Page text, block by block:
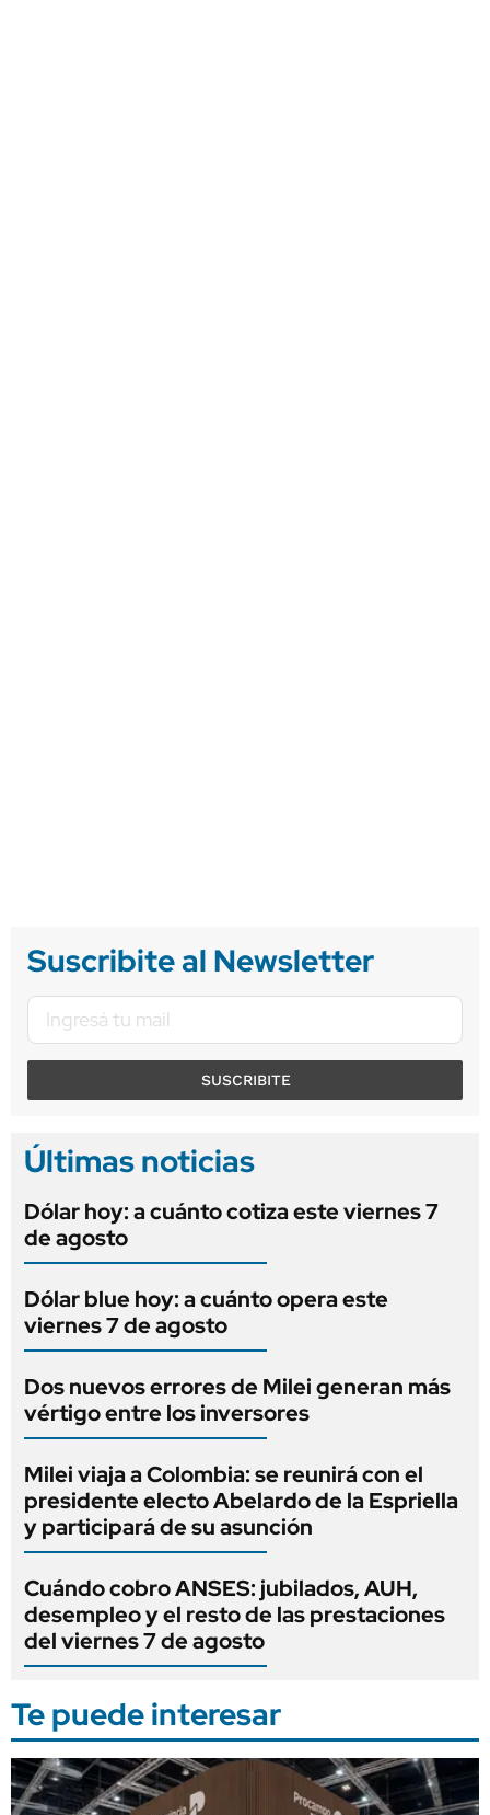
Suscribite al Newsletter
SUSCRIBITE
Últimas noticias
Dólar hoy: a cuánto cotiza este viernes 7
de agosto
Dólar blue hoy: a cuánto opera este
viernes 7 de agosto
Dos nuevos errores de Milei generan más
vértigo entre los inversores
Milei viaja a Colombia: se reunirá con el
presidente electo Abelardo de la Espriella
y participará de su asunción
Cuándo cobro ANSES: jubilados, AUH,
desempleo y el resto de las prestaciones
del viernes 7 de agosto
Te puede interesar